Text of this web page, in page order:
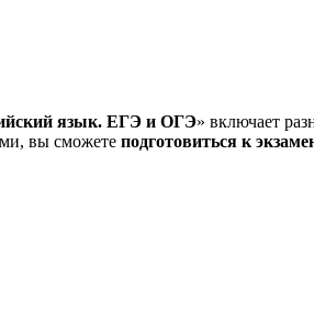
язык. ЕГЭ и ОГЭ» включает
вы сможете подготовиться к